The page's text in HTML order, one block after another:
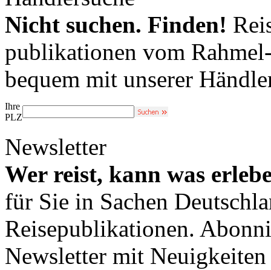
Nicht suchen. Finden!
publikationen vom
bequem mit unserer
Ihre
PLZ
Newsletter
Wer reist, kann was
für Sie in Sachen
Reisepublikationen.
Newsletter mit